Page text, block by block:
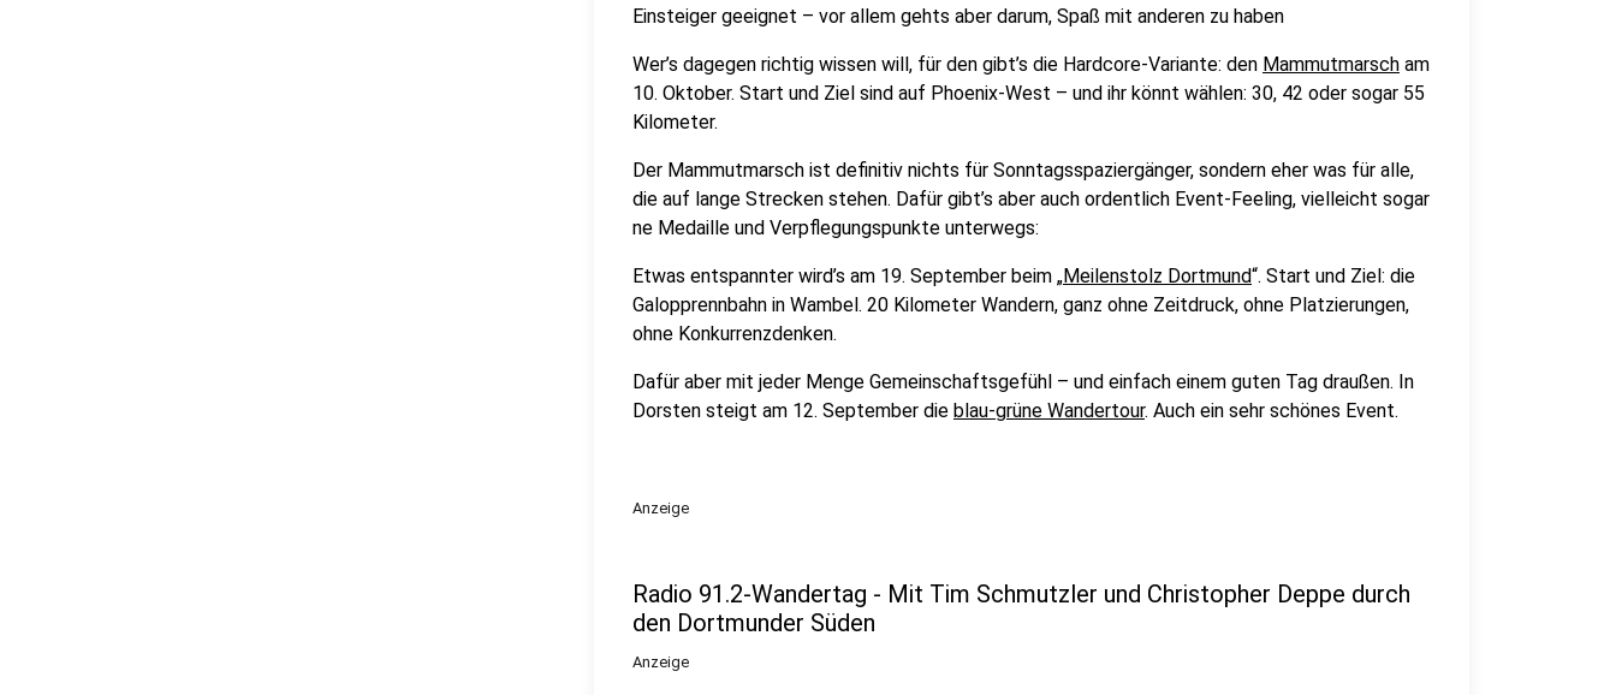
Einsteiger geeignet – vor allem gehts aber darum, Spaß mit anderen zu haben
Wer’s dagegen richtig wissen will, für den gibt’s die Hardcore-Variante: den Mammutmarsch am
10. Oktober. Start und Ziel sind auf Phoenix-West – und ihr könnt wählen: 30, 42 oder sogar 55
Kilometer.
Der Mammutmarsch ist definitiv nichts für Sonntagsspaziergänger, sondern eher was für alle,
die auf lange Strecken stehen. Dafür gibt’s aber auch ordentlich Event-Feeling, vielleicht sogar
ne Medaille und Verpflegungspunkte unterwegs:
Etwas entspannter wird’s am 19. September beim „Meilenstolz Dortmund“. Start und Ziel: die
Galopprennbahn in Wambel. 20 Kilometer Wandern, ganz ohne Zeitdruck, ohne Platzierungen,
ohne Konkurrenzdenken.
Dafür aber mit jeder Menge Gemeinschaftsgefühl – und einfach einem guten Tag draußen. In
Dorsten steigt am 12. September die blau-grüne Wandertour. Auch ein sehr schönes Event.
Anzeige
Radio 91.2-Wandertag - Mit Tim Schmutzler und Christopher Deppe durch
den Dortmunder Süden
Anzeige